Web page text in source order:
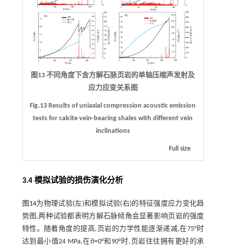
图13 不同角度下含方解石脉页岩的单轴压缩声发射及
应力应变关系图
Fig.13 Results of uniaxial compression acoustic emission
tests for calcite vein-bearing shales with different vein
inclinations
Full size
3.4 模拟试验的损伤演化分析
图14为物理试验(左)和模拟试验(右)的特征强度应力变化趋
势图,两种试验都表明方解石脉倾角会显著影响页岩的强度
特性。随着角度的提高,页岩的力学性能逐渐递减,在75°时
达到最小值24 MPa,在θ=0°和90°时,页岩往往拥有更好的承